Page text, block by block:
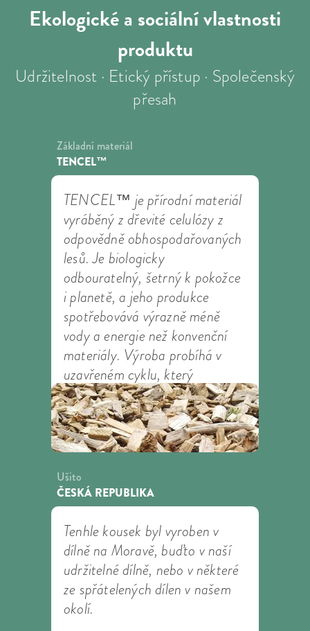
Ekologické a sociálnívlastnosti
produktu
Udržitelnost · Etický přístup · Společenský
přesah
Základní materiál
TENCEL™
TENCEL™ je přírodní materiál
vyráběný z dřevité celulózy z
odpovědně obhospodařovaných
lesů. Je biologicky
odbouratelný, šetrný k pokožce
i planetě, a jeho produkce
spotřebovává výrazně méně
vody a energie než konvenční
materiály. Výroba probíhá v
uzavřeném cyklu, který
recykluje většinu použité vody a
rozpouštědel.
Výrobce:Lenzing
Ušito
ČESKÁ REPUBLIKA
Tenhle kousek byl vyroben v
dílně na Moravě, buďto v naší
udržitelné dílně, nebo v některé
ze spřátelených dílen v našem
okolí.